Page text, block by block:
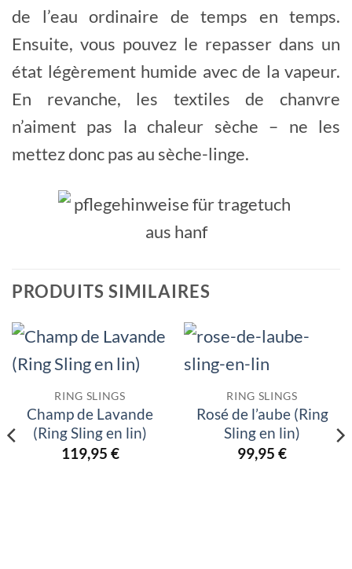
de l’eau ordinaire de temps en temps.
Ensuite, vous pouvez le repasser dans un
état légèrement humide avec de la vapeur.
En revanche, les textiles de chanvre
n’aiment pas la chaleur sèche – ne les
mettez donc pas au sèche-linge.
PRODUITS SIMILAIRES
RING SLINGS
Champ de Lavande
(Ring Sling en lin)
119,95 €
RING SLINGS
Rosé de l’aube (Ring
Sling en lin)
99,95 €